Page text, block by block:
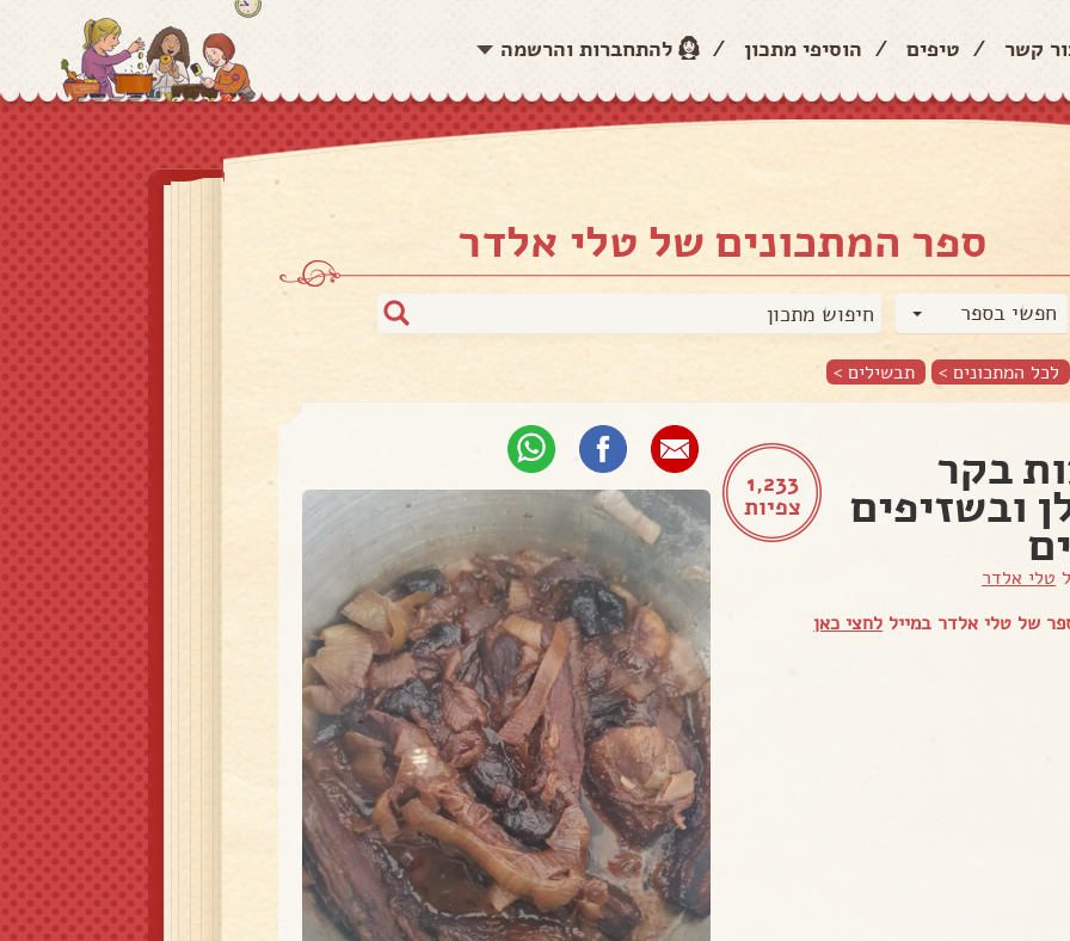
קשר / טיפים / הוסיפי מתכון / להתחברות והרשמה
ספר המתכונים של טלי אלדר
חפשי בספר
לכל המתכונים > תבשילים >
1,233
צפיות
בקר
ובשזיפים
טלי אלדר
של טלי אלדר במייל לחצי כאן